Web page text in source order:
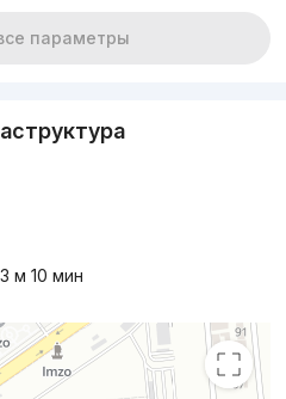
параметры
м 10 мин